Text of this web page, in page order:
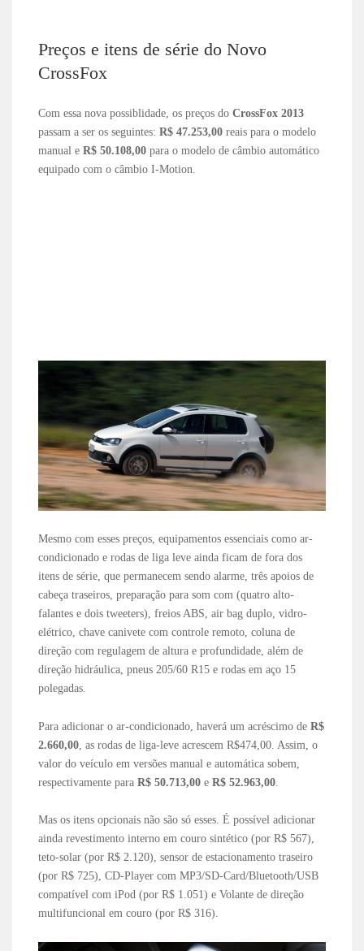
Preços e itens de série do Novo
CrossFox
Com essa nova possiblidade, os preços doCrossFox 2013
passam a ser os seguintes:R$ 47.253,00 reais para o modelo
manual eR$ 50.108,00 para o modelo de câmbio automático
equipado com o câmbio I-Motion.
Mesmo com esses preços, equipamentos essenciais como ar-
condicionado e rodas de liga leve ainda ficam de fora dos
itens de série, que permanecem sendo alarme, três apoios de
cabeça traseiros, preparação para som com (quatro alto-
falantes e dois tweeters), freios ABS, air bag duplo, vidro-
elétrico, chave canivete com controle remoto, coluna de
direção com regulagem de altura e profundidade, além de
direção hidráulica, pneus 205/60 R15 e rodas em aço 15
polegadas.
Para adicionar o ar-condicionado, haverá um acréscimo deR$
2.660,00 , as rodas de liga-leve acrescem R$474,00. Assim, o
valor do veículo em versões manual e automática sobem,
respectivamente paraR$ 50.713,00 eR$ 52.963,00
Mas os itens opcionais não são só esses. É possível adicionar
ainda revestimento interno em couro sintético (por R$ 567),
teto-solar (por R$ 2.120), sensor de estacionamento traseiro
(por R$ 725), CD-Player com MP3/SD-Card/Bluetooth/USB
compatível com iPod (por R$ 1.051) e Volante de direção
multifuncional em couro (por R$ 316).